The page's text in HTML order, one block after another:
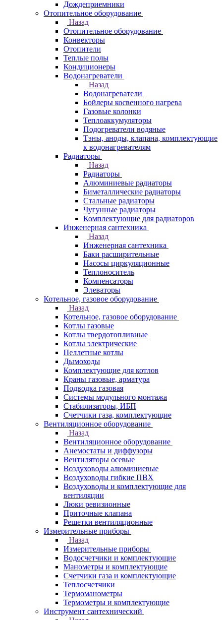
Дождеприемники
Отопительное оборудование
Назад
Отопительное оборудование
Конвекторы
Отопители
Теплые полы
Кондиционеры
Водонагреватели
Назад
Водонагреватели
Бойлеры косвенного нагрева
Газовые колонки
Теплоаккумуляторы
Подогреватели водяные
Тэны, аноды, клапана, комплектующие
к водонагревателям
Радиаторы
Назад
Радиаторы
Алюминиевые радиаторы
Биметаллические радиаторы
Стальные радиаторы
Чугунные радиаторы
Комплектующие для радиаторов
Инженерная сантехника
Назад
Инженерная сантехника
Баки расширительные
Насосы циркуляционные
Теплоноситель
Компенсаторы
Элеваторы
Котельное, газовое оборудование
Назад
Котельное, газовое оборудование
Котлы газовые
Котлы твердотопливные
Котлы электрические
Пеллетные котлы
Дымоходы
Комплектующие для котлов
Краны газовые, арматура
Подводка газовая
Системы модульного монтажа
Стабилизаторы, ИБП
Счетчики газа, комплектующие
Вентиляционное оборудование
Назад
Вентиляционное оборудование
Анемостаты и диффузоры
Вентиляторы осевые
Воздуховоды алюминиевые
Воздуховоды гибкие ПВХ
Воздуховоды и комплектующие для
вентиляции
Люки ревизионные
Приточные клапана
Решетки вентиляционные
Измерительные приборы
Назад
Измерительные приборы
Водосчетчики и комплектующие
Манометры и комплектующие
Счетчики газа и комплектующие
Теплосчетчики
Термоманометры
Термометры и комплектующие
Инструмент сантехнический